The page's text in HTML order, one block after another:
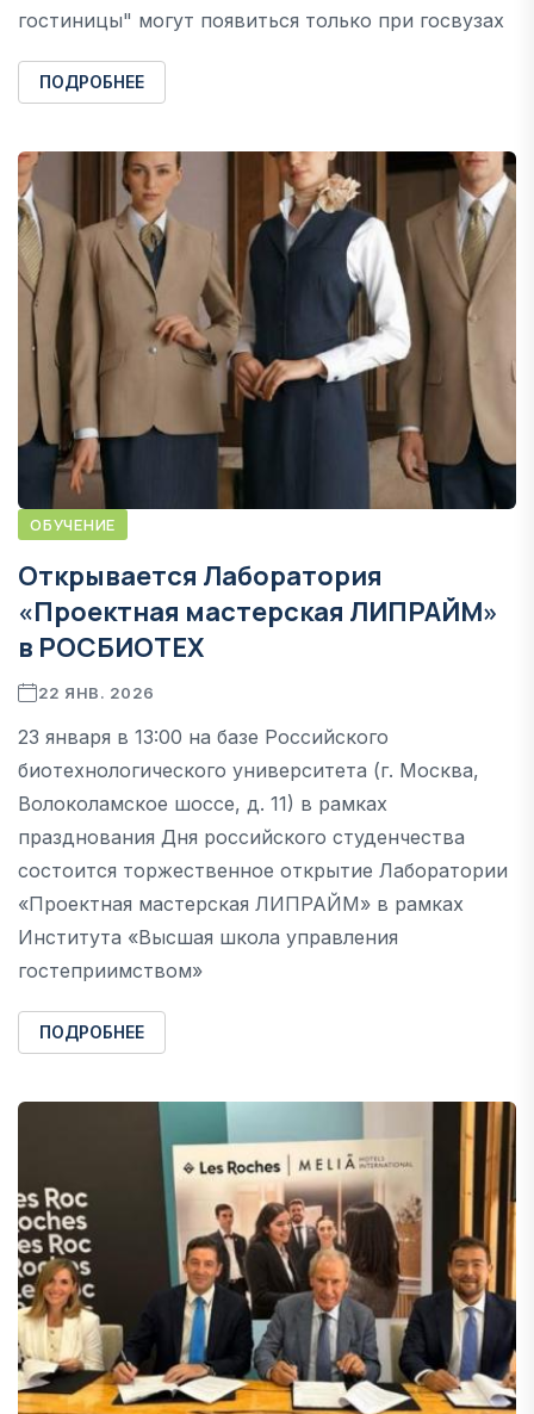
гостиницы" могут появиться только при госвузах
ПОДРОБНЕЕ
ОБУЧЕНИЕ
Открывается Лаборатория
«Проектная мастерская ЛИПРАЙМ»
в РОСБИОТЕХ
22 ЯНВ. 2026
23 января в 13:00 на базе Российского
биотехнологического университета (г. Москва,
Волоколамское шоссе, д. 11) в рамках
празднования Дня российского студенчества
состоится торжественное открытие Лаборатории
«Проектная мастерская ЛИПРАЙМ» в рамках
Института «Высшая школа управления
гостеприимством»
ПОДРОБНЕЕ